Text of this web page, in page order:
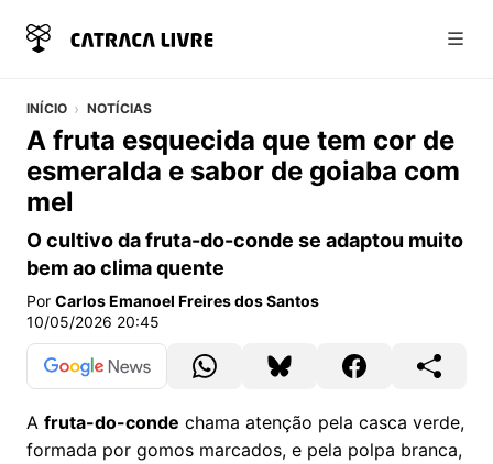
INÍCIO NOTÍCIAS
A fruta esquecida que tem cor de
esmeralda e sabor de goiaba com
mel
O cultivo da fruta-do-conde se adaptou muito
bem ao clima quente
Por Carlos Emanoel Freires dos Santos
10/05/2026 20:45
A fruta-do-conde chama atenção pela casca verde,
formada por gomos marcados, e pela polpa branca,